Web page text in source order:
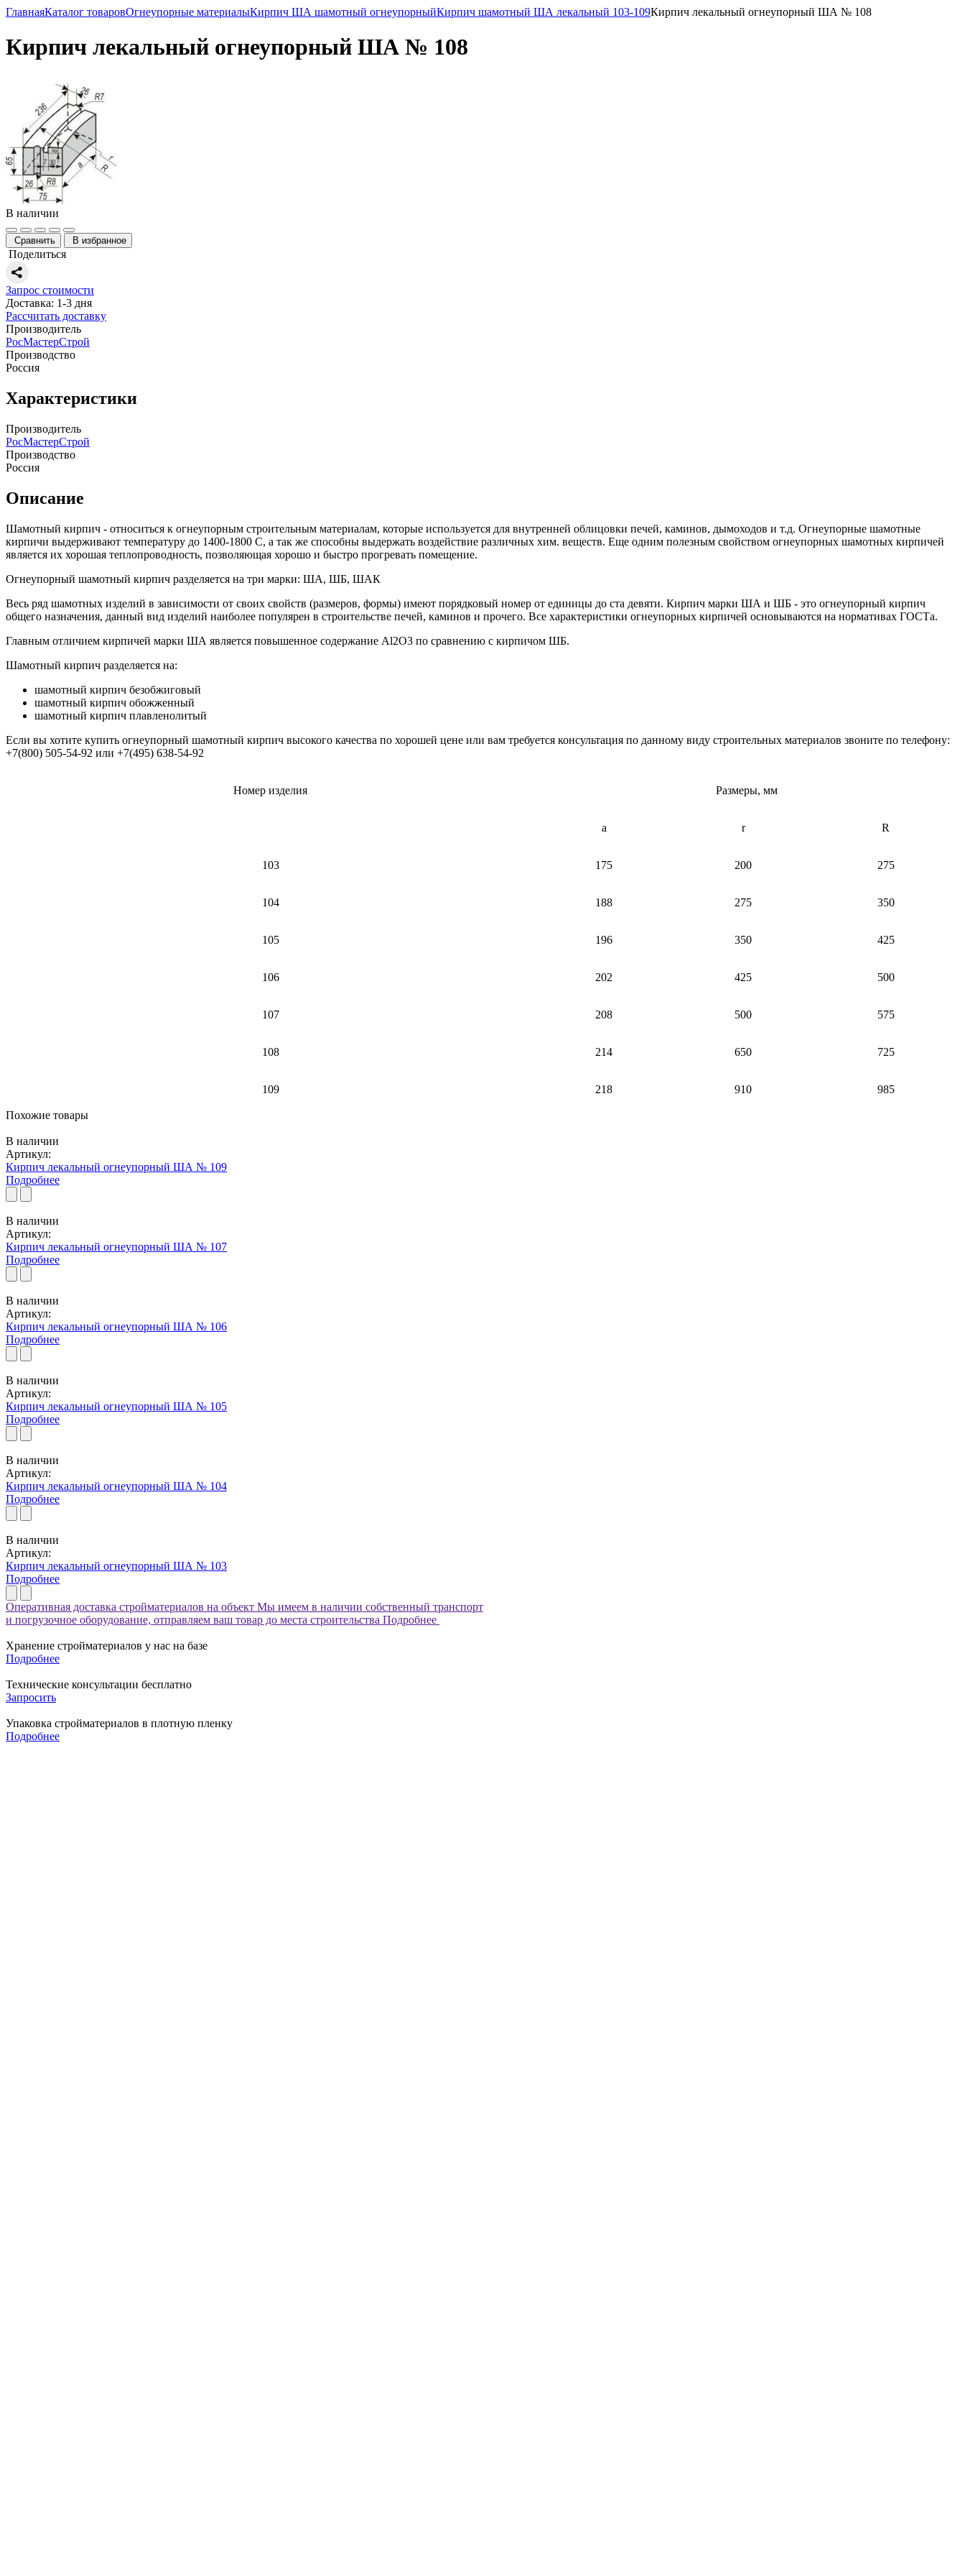
ГлавнаяКаталог товаровОгнеупорные материалыКирпич ША шамотный огнеупорныйКирпич шамотный ША лекальный 103-109Кирпич лекальный огнеупорный ША № 108
Кирпич лекальный огнеупорный ША № 108
В наличии
Сравнить В избранное
Поделиться
Запрос стоимости
Доставка: 1-3 дня
Рассчитать доставку
Производитель
РосМастерСтрой
Производство
Россия
Характеристики
Производитель
РосМастерСтрой
Производство
Россия
Описание
Шамотный кирпич - относиться к огнеупорным строительным материалам, которые используется для внутренней облицовки печей, каминов, дымоходов и т.д. Огнеупорные шамотные
кирпичи выдерживают температуру до 1400-1800 С, а так же способны выдержать воздействие различных хим. веществ. Еще одним полезным свойством огнеупорных шамотных кирпичей
является их хорошая теплопроводность, позволяющая хорошо и быстро прогревать помещение.
Огнеупорный шамотный кирпич разделяется на три марки: ША, ШБ, ШАК
Весь ряд шамотных изделий в зависимости от своих свойств (размеров, формы) имеют порядковый номер от единицы до ста девяти. Кирпич марки ША и ШБ - это огнеупорный кирпич
общего назначения, данный вид изделий наиболее популярен в строительстве печей, каминов и прочего. Все характеристики огнеупорных кирпичей основываются на нормативах ГОСТа.
Главным отличием кирпичей марки ША является повышенное содержание Al2O3 по сравнению с кирпичом ШБ.
Шамотный кирпич разделяется на:
шамотный кирпич безобжиговый
шамотный кирпич обожженный
шамотный кирпич плавленолитый
Если вы хотите купить огнеупорный шамотный кирпич высокого качества по хорошей цене или вам требуется консультация по данному виду строительных материалов звоните по телефону:
+7(800) 505-54-92 или +7(495) 638-54-92
Номер изделия Размеры, мм
a r R
103 175 200 275
104 188 275 350
105 196 350 425
106 202 425 500
107 208 500 575
108 214 650 725
109 218 910 985
Похожие товары
В наличии
Артикул:
Кирпич лекальный огнеупорный ША № 109
Подробнее
В наличии
Артикул:
Кирпич лекальный огнеупорный ША № 107
Подробнее
В наличии
Артикул:
Кирпич лекальный огнеупорный ША № 106
Подробнее
В наличии
Артикул:
Кирпич лекальный огнеупорный ША № 105
Подробнее
В наличии
Артикул:
Кирпич лекальный огнеупорный ША № 104
Подробнее
В наличии
Артикул:
Кирпич лекальный огнеупорный ША № 103
Подробнее
Оперативная доставка стройматериалов на объект Мы имеем в наличии собственный транспорт
и погрузочное оборудование, отправляем ваш товар до места строительства Подробнее
Хранение стройматериалов у нас на базе
Подробнее
Технические консультации бесплатно
Запросить
Упаковка стройматериалов в плотную пленку
Подробнее